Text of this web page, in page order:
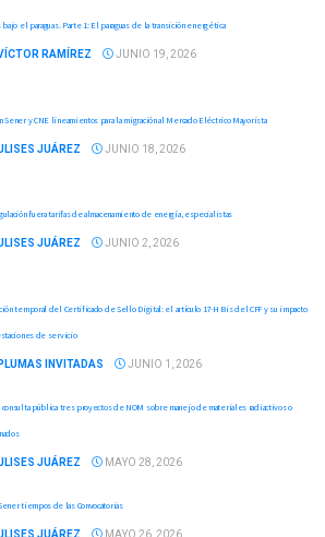
bajo el paraguas. Parte 1: El paraguas de la transición energética
RAMÍREZ JUNIO 19, 2026
Sener y CNE lineamientos para la migración al Mercado Eléctrico Mayorista
JUÁREZ JUNIO 18, 2026
fuera tarifas de almacenamiento de energía, especialistas
JUÁREZ JUNIO 2, 2026
temporal del Certificado de Sello Digital: el artículo 17-H Bis del CFF y su impacto
de servicio
PLUMAS INVITADAS JUNIO 1, 2026
consulta pública tres proyectos de NOM sobre manejo de materiales radiactivos o
JUÁREZ MAYO 28, 2026
tiempos de las Convocatorias
JUÁREZ MAYO 26, 2026